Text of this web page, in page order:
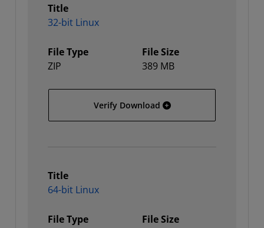
Title
32-bit Linux
File Type
ZIP
File Size
389 MB
Verify Download 32-bit Linux
Title
64-bit Linux
File Type
File Size